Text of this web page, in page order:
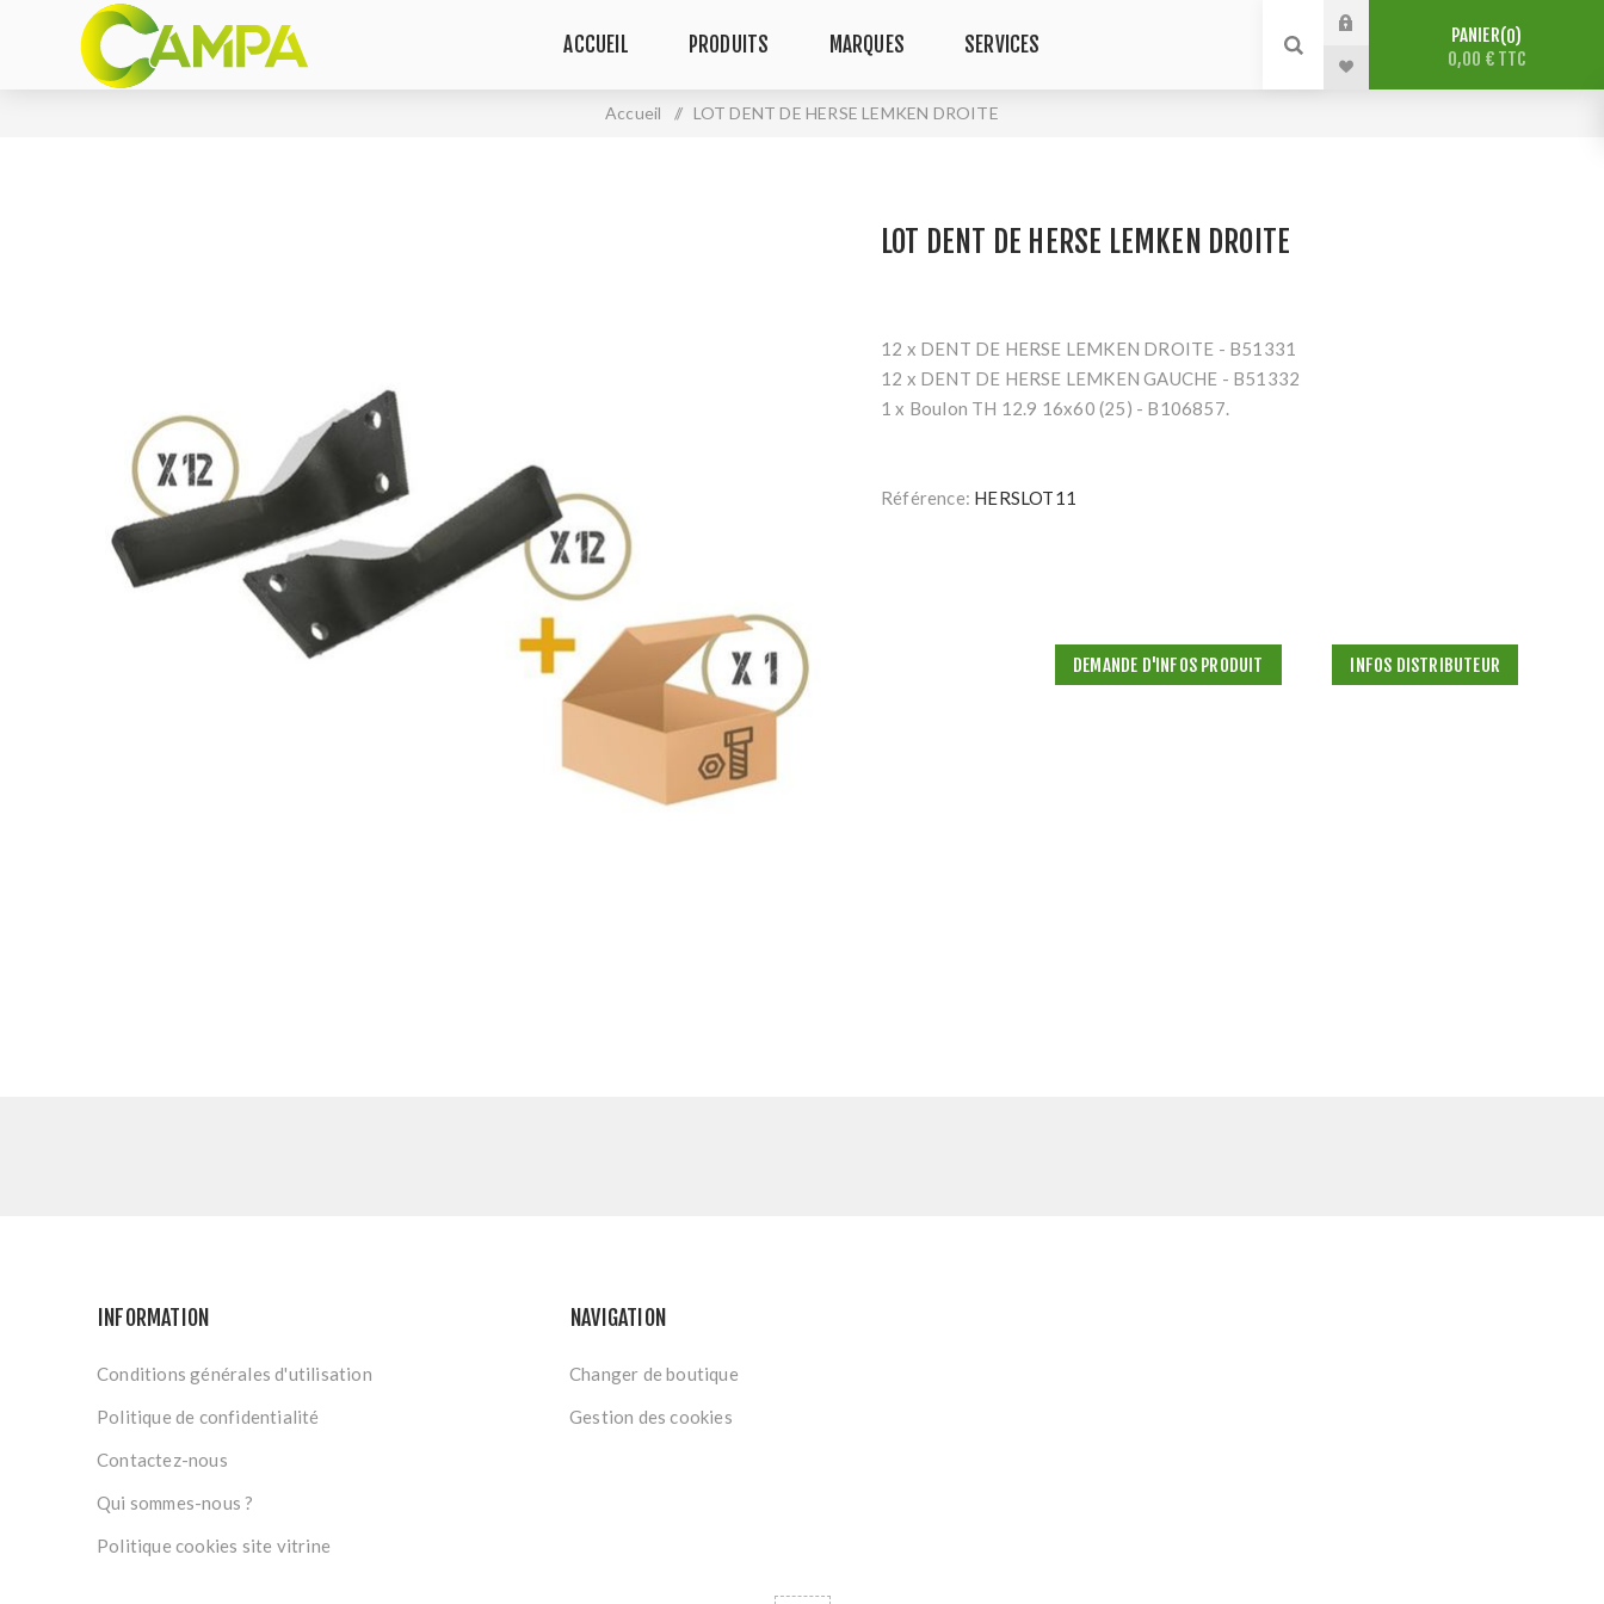
ACCUEIL PRODUITS MARQUES SERVICES PANIER 0
0,00 € TTC
Accueil / LOT DENT DE HERSE LEMKEN DROITE
LOT DENT DE HERSE LEMKEN DROITE
12 x DENT DE HERSE LEMKEN DROITE - B51331
12 x DENT DE HERSE LEMKEN GAUCHE - B51332
1 x Boulon TH 12.9 16x60 (25) - B106857.
Référence: HERSLOT11
DEMANDE D'INFOS PRODUIT INFOS DISTRIBUTEUR
INFORMATION
Conditions générales d'utilisation
Politique de confidentialité
Contactez-nous
Qui sommes-nous ?
Politique cookies site vitrine
NAVIGATION
Changer de boutique
Gestion des cookies